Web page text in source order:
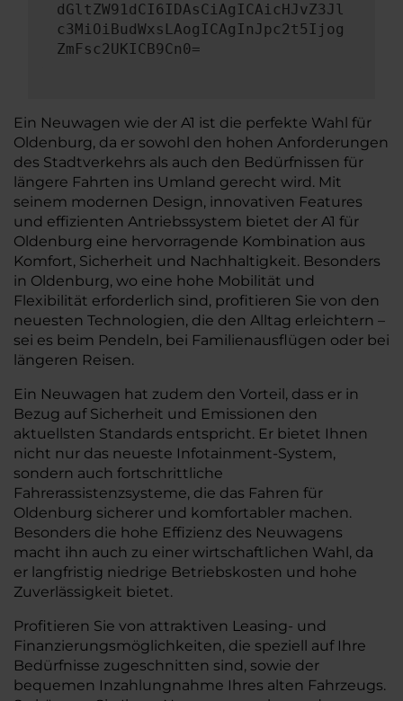
dGltZW91dCI6IDAsCiAgICAicHJvZ3Jl
c3MiOiBudWxsLAogICAgInJpc2t5Ijog
ZmFsc2UKICB9Cn0=
Ein Neuwagen wie der A1 ist die perfekte Wahl für
Oldenburg, da er sowohl den hohen Anforderungen
des Stadtverkehrs als auch den Bedürfnissen für
längere Fahrten ins Umland gerecht wird. Mit
seinem modernen Design, innovativen Features
und effizienten Antriebssystem bietet der A1 für
Oldenburg eine hervorragende Kombination aus
Komfort, Sicherheit und Nachhaltigkeit. Besonders
in Oldenburg, wo eine hohe Mobilität und
Flexibilität erforderlich sind, profitieren Sie von den
neuesten Technologien, die den Alltag erleichtern –
sei es beim Pendeln, bei Familienausflügen oder bei
längeren Reisen.
Ein Neuwagen hat zudem den Vorteil, dass er in
Bezug auf Sicherheit und Emissionen den
aktuellsten Standards entspricht. Er bietet Ihnen
nicht nur das neueste Infotainment-System,
sondern auch fortschrittliche
Fahrerassistenzsysteme, die das Fahren für
Oldenburg sicherer und komfortabler machen.
Besonders die hohe Effizienz des Neuwagens
macht ihn auch zu einer wirtschaftlichen Wahl, da
er langfristig niedrige Betriebskosten und hohe
Zuverlässigkeit bietet.
Profitieren Sie von attraktiven Leasing- und
Finanzierungsmöglichkeiten, die speziell auf Ihre
Bedürfnisse zugeschnitten sind, sowie der
bequemen Inzahlungnahme Ihres alten Fahrzeugs.